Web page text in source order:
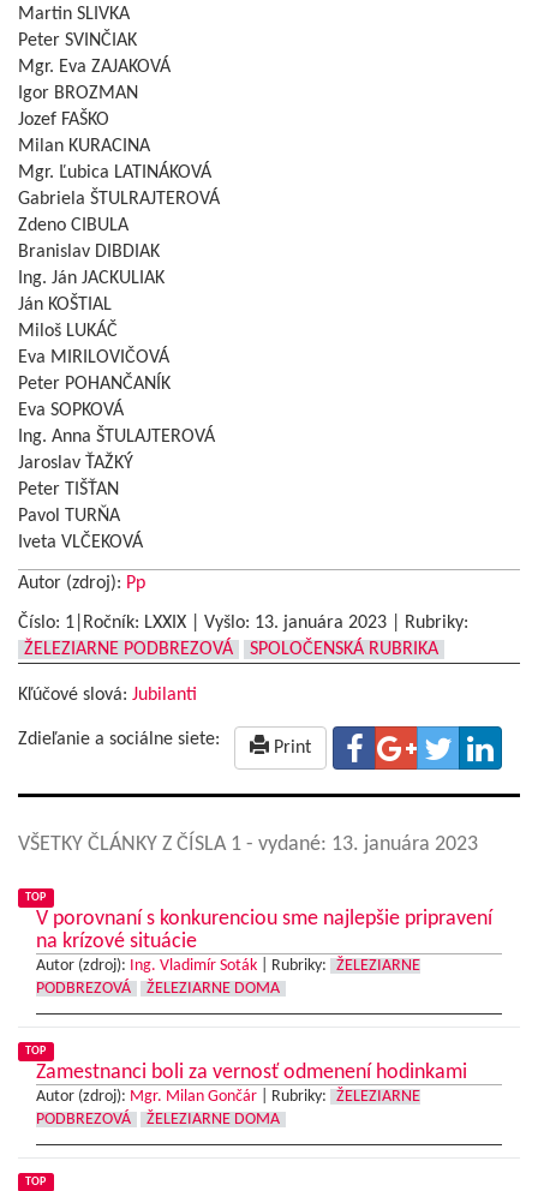
Martin SLIVKA
Peter SVINČIAK
Mgr. Eva ZAJAKOVÁ
Igor BROZMAN
Jozef FAŠKO
Milan KURACINA
Mgr. Ľubica LATINÁKOVÁ
Gabriela ŠTULRAJTEROVÁ
Zdeno CIBULA
Branislav DIBDIAK
Ing. Ján JACKULIAK
Ján KOŠTIAL
Miloš LUKÁČ
Eva MIRILOVIČOVÁ
Peter POHANČANÍK
Eva SOPKOVÁ
Ing. Anna ŠTULAJTEROVÁ
Jaroslav ŤAŽKÝ
Peter TIŠŤAN
Pavol TURŇA
Iveta VLČEKOVÁ
Autor (zdroj): Pp
Číslo: 1|Ročník: LXXIX | Vyšlo: 13. januára 2023
Rubriky:
ŽELEZIARNE PODBREZOVÁ
SPOLOČENSKÁ RUBRIKA
Kľúčové slová: Jubilanti
Zdieľanie a sociálne siete: Print
VŠETKY ČLÁNKY Z ČÍSLA 1 - vydané: 13. januára 2023
TOP
V porovnaní s konkurenciou sme najlepšie pripravení
na krízové situácie
Autor (zdroj): Ing. Vladimír Soták Rubriky:
ŽELEZIARNE
PODBREZOVÁ
ŽELEZIARNE DOMA
TOP
Zamestnanci boli za vernosť odmenení hodinkami
Autor (zdroj): Mgr. Milan Gončár Rubriky:
ŽELEZIARNE
PODBREZOVÁ
ŽELEZIARNE DOMA
TOP